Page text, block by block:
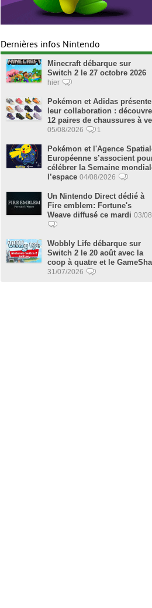
Dernières infos Nintendo
Minecraft débarque sur
Switch 2 le 27 octobre 2026
hier
Pokémon et Adidas
leur collaboration :
12 paires de chaussures à
05/08/2026 1
Pokémon et l'Agence
Européenne s’associent
célébrer la Semaine
l’espace 04/08/2026
Un Nintendo Direct dédié à
Fire emblem: Fortune's
Weave diffusé ce mardi 03/
Wobbly Life débarque sur
Switch 2 le 20 août avec la
coop à quatre et le
31/07/2026